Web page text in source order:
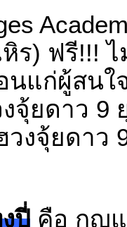
หิร) ฟรี!!!
แก่ผู้สนใ
ยดาว 9
วงจุ้ยดาว
ปี่ คือ กุญ